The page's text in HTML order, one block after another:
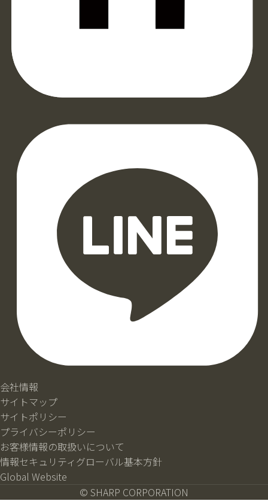
会社情報
サイトマップ
サイトポリシー
プライバシーポリシー
お客様情報の取扱いについて
情報セキュリティグローバル基本方針
Global Website
© SHARP CORPORATION